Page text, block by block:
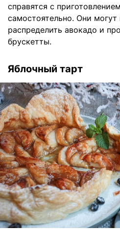
справятся с
самостоятельно. Они могут
распределить авокадо и
брускетты.
Яблочный тарт